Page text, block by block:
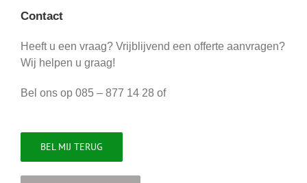
Contact
Heeft u een vraag? Vrijblijvend een offerte aanvragen?
Wij helpen u graag!
Bel ons op 085 – 877 14 28 of
BEL MIJ TERUG